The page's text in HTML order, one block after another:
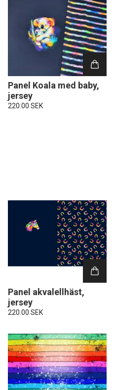
Panel Koala med baby,
jersey
220.00 SEK
Panel akvalellhäst,
jersey
220.00 SEK